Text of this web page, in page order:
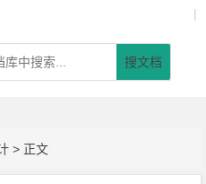
|
搜文档
> 正文